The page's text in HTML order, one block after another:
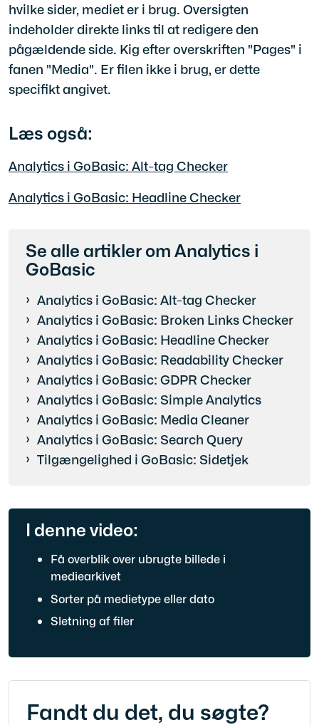
hvilke sider, mediet er i brug. Oversigten
indeholder direkte links til at redigere den
pågældende side. Kig efter overskriften "Pages" i
fanen "Media". Er filen ikke i brug, er dette
specifikt angivet.
Læs også:
Analytics i GoBasic: Alt-tag Checker
Analytics i GoBasic: Headline Checker
Se alle artikler om Analytics i
GoBasic
Analytics i GoBasic: Alt-tag Checker
Analytics i GoBasic: Broken Links Checker
Analytics i GoBasic: Headline Checker
Analytics i GoBasic: Readability Checker
Analytics i GoBasic: GDPR Checker
Analytics i GoBasic: Simple Analytics
Analytics i GoBasic: Media Cleaner
Analytics i GoBasic: Search Query
Tilgængelighed i GoBasic: Sidetjek
I denne video:
Få overblik over ubrugte billede i
mediearkivet
Sorter på medietype eller dato
Sletning af filer
Fandt du det, du søgte?